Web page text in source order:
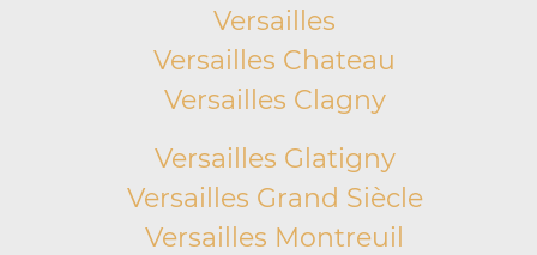
Versailles
Versailles Chateau
Versailles Clagny
Versailles Glatigny
Versailles Grand Siècle
Versailles Montreuil